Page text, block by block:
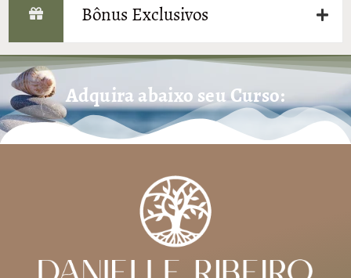
Bônus Exclusivos
Adquira abaixo seu Curso: